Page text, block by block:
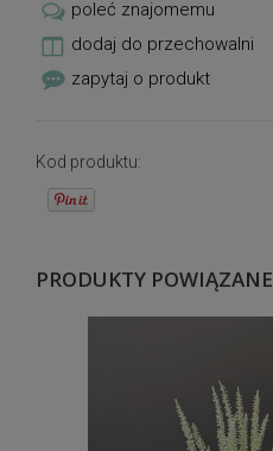
poleć znajomemu
dodaj do przechowalni
zapytaj o produkt
Kod produktu:
PRODUKTY POWIĄZANE